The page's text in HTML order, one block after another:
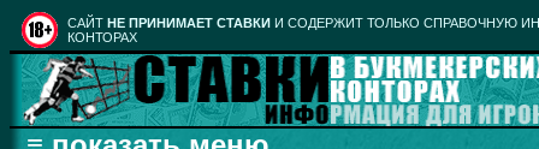
CАЙТ НЕ ПРИНИМАЕТ СТАВКИ И СОДЕРЖИТ ТОЛЬКО СПРАВОЧНУЮ
КОНТОРАХ